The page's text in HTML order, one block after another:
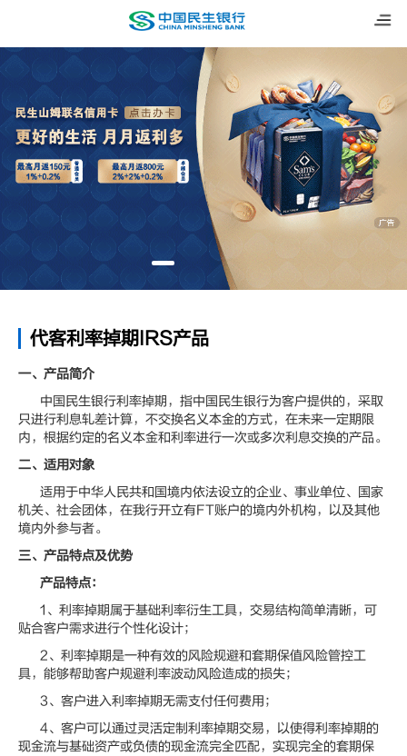
代客利率掉期IRS产品
一、产品简介
中国民生银行利率掉期，指中国民生银行为客户提供的，采取
只进行利息轧差计算，不交换名义本金的方式，在未来一定期限
内，根据约定的名义本金和利率进行一次或多次利息交换的产品。
二、适用对象
适用于中华人民共和国境内依法设立的企业、事业单位、国家
机关、社会团体，在我行开立有FT账户的境内外机构，以及其他
境内外参与者。
三、产品特点及优势
产品特点：
1、利率掉期属于基础利率衍生工具，交易结构简单清晰，可
贴合客户需求进行个性化设计；
2、利率掉期是一种有效的风险规避和套期保值风险管控工
具，能够帮助客户规避利率波动风险造成的损失；
3、客户进入利率掉期无需支付任何费用；
4、客户可以通过灵活定制利率掉期交易，以使得利率掉期的
现金流与基础资产或负债的现金流完全匹配，实现完全的套期保